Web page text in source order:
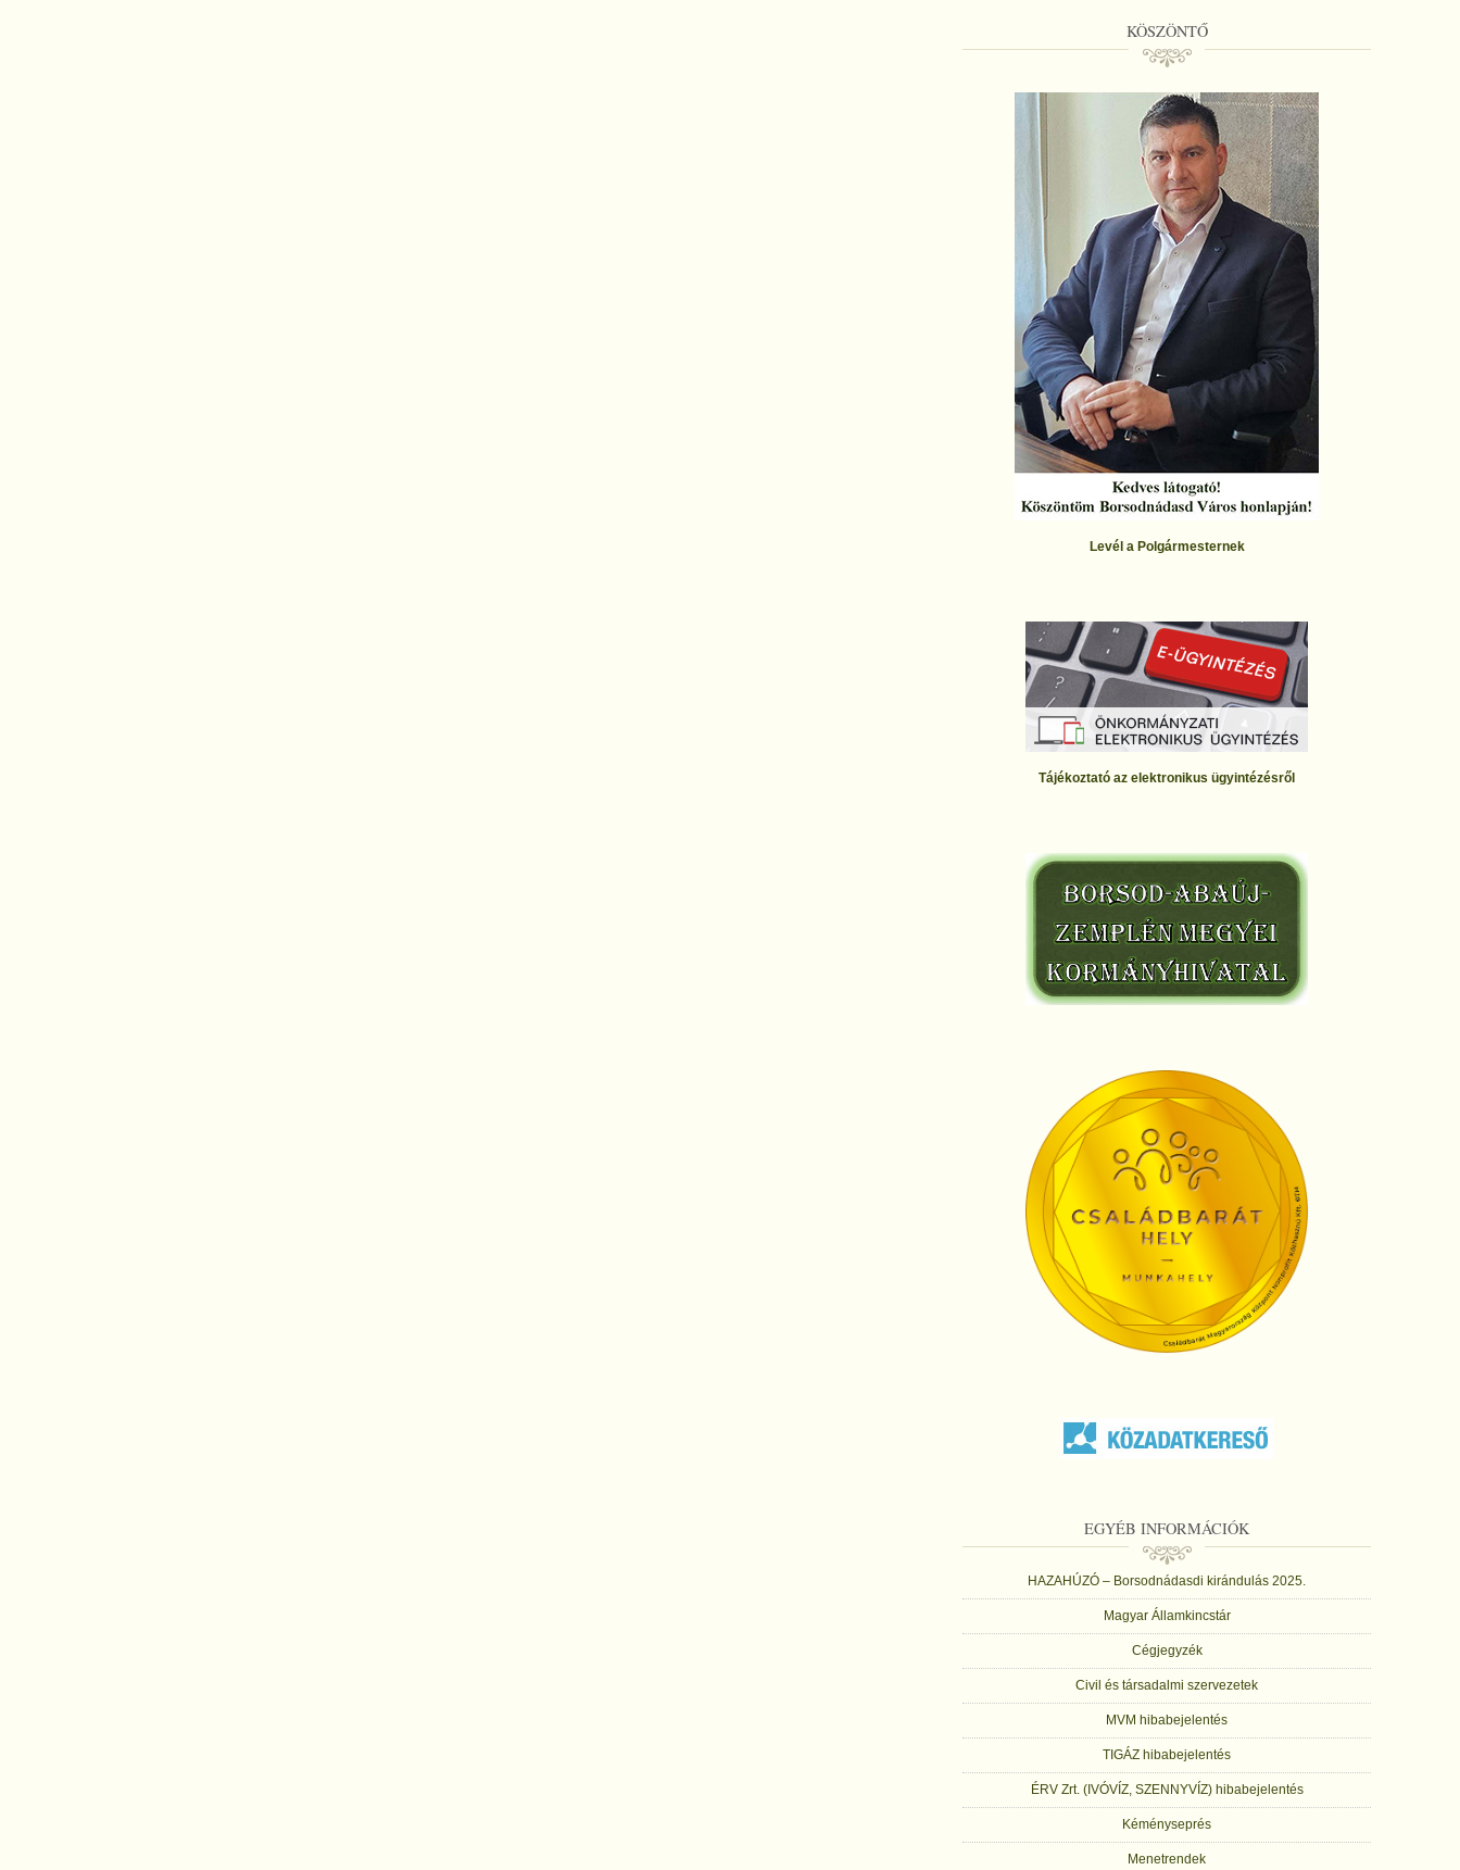
KÖSZÖNTŐ
Levél a Polgármesternek
Tájékoztató az elektronikus ügyintézésről
EGYÉB INFORMÁCIÓK
HAZAHÚZÓ – Borsodnádasdi kirándulás 2025.
Magyar Államkincstár
Cégjegyzék
Civil és társadalmi szervezetek
MVM hibabejelentés
TIGÁZ hibabejelentés
ÉRV Zrt. (IVÓVÍZ, SZENNYVÍZ) hibabejelentés
Kéményseprés
Menetrendek